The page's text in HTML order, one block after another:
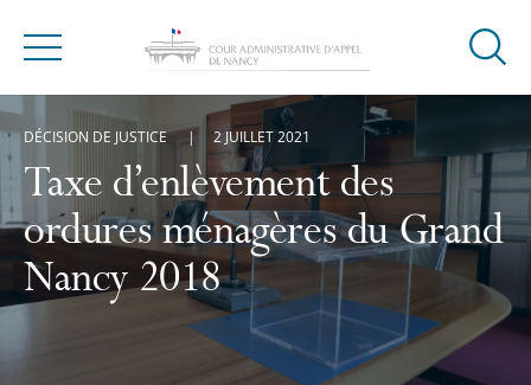
Menu
Ouvrir
de
Taxe d’enlèvement des
ordures ménagères du Grand
Nancy 2018
DÉCISION DE JUSTICE 2 JUILLET 2021